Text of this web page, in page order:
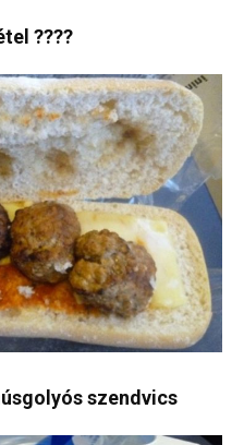
????
szendvics